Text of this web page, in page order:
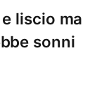
liscio ma
sonni